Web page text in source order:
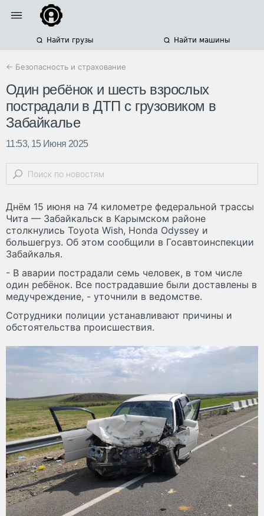
Найти грузы Найти машины
← Безопасность и страхование
Один ребёнок и шесть взрослых
пострадали в ДТП с грузовиком в
Забайкалье
11:53, 15 Июня 2025
Днём 15 июня на 74 километре федеральной трассы
Чита — Забайкальск в Карымском районе
столкнулись Toyota Wish, Honda Odyssey и
большегруз. Об этом сообщили в Госавтоинспекции
Забайкалья.
- В аварии пострадали семь человек, в том числе
один ребёнок. Все пострадавшие были доставлены в
медучреждение, - уточнили в ведомстве.
Сотрудники полиции устанавливают причины и
обстоятельства происшествия.